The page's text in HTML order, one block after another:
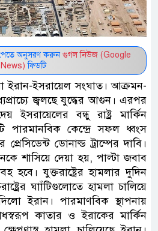
অনুসরণ করুন গুগল নিউজ (Google
News) ফিডটি
ইরান-ইসরায়েল সংঘাত। আক্রমন-
জ্বলছে যুদ্ধের আগুন। এরপর
বন্ধু রাষ্ট্র মার্কিন
পারমানবিক কেন্দ্রে সফল ধ্বংস
প্রেসিডেন্ট ডোনাল্ড ট্রাম্পের দাবি।
শাসিয়ে দেয়া হয়, পাল্টা জবাব
হবে। যুক্তরাষ্ট্রের হামলার দুদিন
ঘাাঁটিগুলোতে হামলা চালিয়ে
ইরান। পারমাণবিক স্থাপনায়
কাতার ও ইরাকের মার্কিন